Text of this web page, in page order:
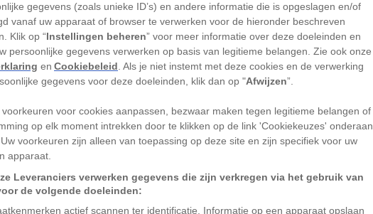
in 1963 schimmels in de grotten
kunst toch zien, bezoek dan
afstand van het origineel.
Grande, Brazilië.
het eiland Ilha da Queimada Grande,
dat mensen niet mogen betreden
die alleen hier voorkomt. De zeer
op z’n gemak voortgeplant toen het
van het vasteland scheidde en alle
gegevens (zoals unieke ID’s) en andere informatie die is opgeslagen en/of
vanaf uw apparaat of browser te verwerken voor de hieronder beschreven
Klik op “Instellingen beheren” voor meer informatie over deze doeleinden en
persoonlijke gegevens verwerken op basis van legitieme belangen. Zie ook onze
enCookiebeleid . Als je niet instemt met deze cookies en de verwerking
gegevens voor deze doeleinden, klik dan op "Afwijzen”.
voorkeuren voor cookies aanpassen, bezwaar maken tegen legitieme belangen of
op elk moment intrekken door te klikken op de link 'Cookiekeuzes' onderaan
voorkeuren zijn alleen van toepassing op deze site en zijn specifiek voor uw
apparaat.
Leveranciers verwerken gegevens die zijn verkregen via het gebruik van
de volgende doeleinden:
actief scannen ter identificatie. Informatie op een apparaat opslaan